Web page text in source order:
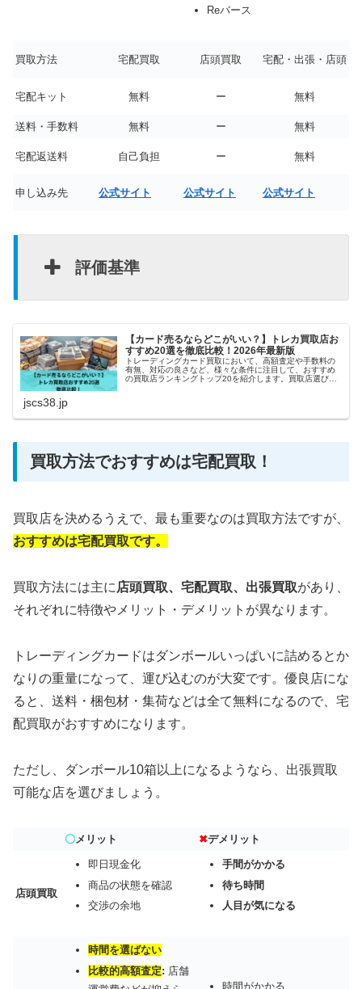
Reバース
買取方法 宅配買取 店頭買取 宅配・出張・店頭
宅配キット 無料 ー 無料
送料・手数料 無料 ー 無料
宅配返送料 自己負担 ー 無料
申し込み先 公式サイト 公式サイト 公式サイト
評価基準
【カード売るならどこがいい？】トレカ買取店お
すすめ20選を徹底比較！2026年最新版
トレーディングカード買取において、高額査定や手数料の
有無、対応の良さなど、様々な条件に注目して、おすすめ
の買取店ランキングトップ20を紹介します。買取店選びで
jscs38.jp
買取方法でおすすめは宅配買取！
買取店を決めるうえで、最も重要なのは買取方法ですが、
おすすめは宅配買取です。
買取方法には主に 店頭買取、 宅配買取、出張買取があり、
それぞれに特徴やメリット・デメリットが異なります。
トレーディングカードはダンボールいっぱいに詰めるとか
なりの重量になって、運び込むのが大変です。優良店にな
ると、送料・梱包材・集荷などは全て無料になるので、宅
配買取がおすすめになります。
ただし、ダンボール10箱以上になるようなら、出張買取
可能な店を選びましょう。
〇 メリット ✖デメリット
店頭買取
即日現金化
商品の状態を確認
交渉の余地
手間がかかる
待ち時間
人目が気になる
時間を選ばない
比較的高額査定: 店舗
時間がかかる